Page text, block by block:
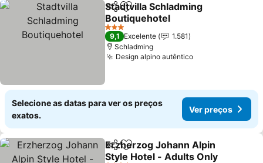
PartilharAdicionar aos favoritos
Stadtvilla Schladming
Boutiquehotel
3 Estrelas
9,1 Excelente
1.581
Schladming
Design alpino autêntico
Selecione as datas para ver os preços
exatos.
Ver preços
PartilharAdicionar aos favoritos
Erzherzog Johann Alpin
Style Hotel - Adults Only